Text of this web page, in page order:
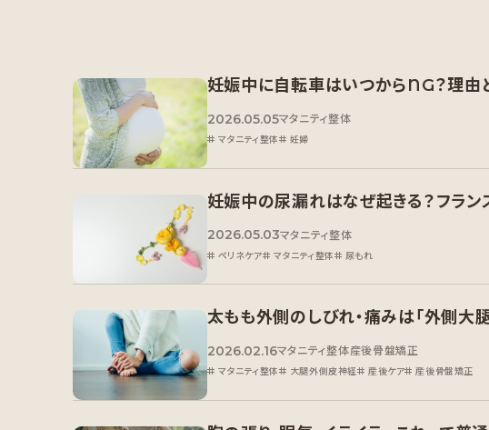
妊娠中に自転車はいつからNG？理由
2026.05.05マタニティ整体
マタニティ整体 妊婦
妊娠中の尿漏れはなぜ起きる？フラン
2026.05.03マタニティ整体
ペリネケア マタニティ整体 尿もれ
太もも外側のしびれ・痛みは「外側大
2026.02.16マタニティ整体産後骨盤矯正
マタニティ整体 大腿外側皮神経 産後ケア 産後骨盤矯正